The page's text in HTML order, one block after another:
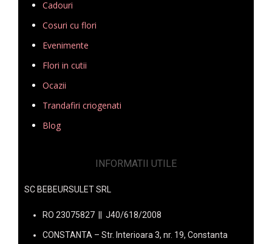
Cadouri
Cosuri cu flori
Evenimente
Flori in cutii
Ocazii
Trandafiri criogenati
Blog
INFORMATII UTILE
SC BEBEURSULET SRL
RO 23075827 || J40/618/2008
CONSTANTA – Str. Interioara 3, nr. 19, Constanta